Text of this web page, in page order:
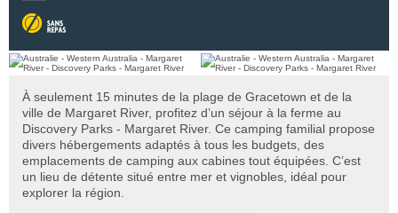
À seulement 15 minutes de la plage de Gracetown et de la
ville de Margaret River, profitez d’un séjour à la ferme au
Discovery Parks - Margaret River. Ce camping familial propose
divers hébergements adaptés à tous les budgets, des
emplacements de camping aux cabines tout équipées. C’est
un lieu de détente situé entre mer et vignobles, idéal pour
explorer la région.